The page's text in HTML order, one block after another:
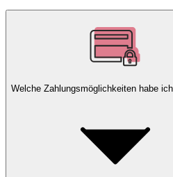
Welche Zahlungsmöglichkeiten habe